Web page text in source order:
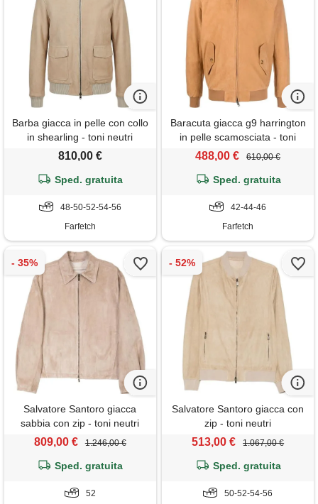
Barba giacca in pelle con collo
in shearling - toni neutri
810,00 €
Sped. gratuita
48-50-52-54-56
Farfetch
Baracuta giacca g9 harrington
in pelle scamosciata - toni
neutri
488,00 € 610,00 €
Sped. gratuita
42-44-46
Farfetch
Salvatore Santoro giacca
sabbia con zip - toni neutri
809,00 € 1.246,00 €
Sped. gratuita
52
Salvatore Santoro giacca con
zip - toni neutri
513,00 € 1.067,00 €
Sped. gratuita
50-52-54-56